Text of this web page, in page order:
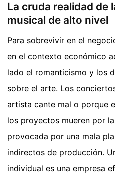
La cruda realidad de
musical de alto nivel
Para sobrevivir en el
en el contexto económico
lado el romanticismo y los
sobre el arte. Los
artista cante mal o porque
los proyectos mueren por
provocada por una mala
indirectos de producción.
individual es una empresa